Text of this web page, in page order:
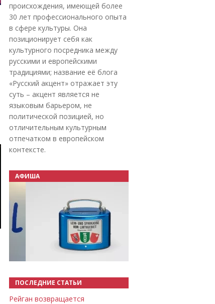
происхождения, имеющей более
30 лет профессионального опыта
в сфере культуры. Она
позиционирует себя как
культурного посредника между
русскими и европейскими
традициями; название её блога
«Русский акцент» отражает эту
суть – акцент является не
языковым барьером, не
политической позицией, но
отличительным культурным
отпечатком в европейском
контексте.
АФИША
ПОСЛЕДНИЕ СТАТЬИ
Рейган возвращается